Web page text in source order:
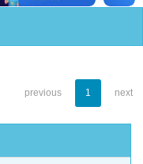
previous 1 next